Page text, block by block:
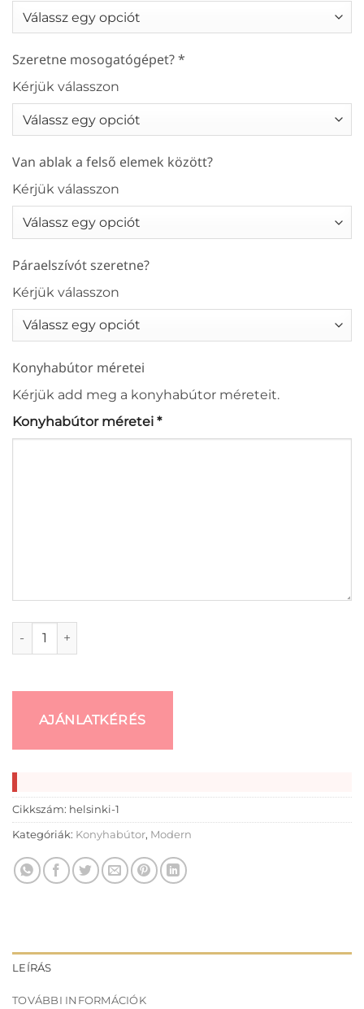
Szeretne mosogatógépet?*
Kérjük válasszon
Van ablak a felső elemek között?
Kérjük válasszon
Páraelszívót szeretne?
Kérjük válasszon
Konyhabútor méretei
Kérjük add meg a konyhabútor méreteit.
Konyhabútor méretei *
Helsinki konyhabútor mennyiség
AJÁNLATKÉRÉS
Cikkszám: helsinki-1
Kategóriák: Konyhabútor, Modern
LEÍRÁS
TOVÁBBI INFORMÁCIÓK